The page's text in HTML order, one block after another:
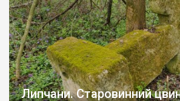
Липчани. Старовинний